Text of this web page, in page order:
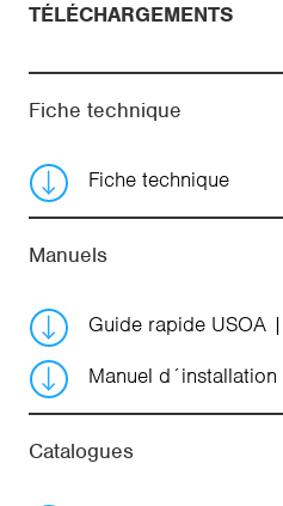
TÉLÉCHARGEMENTS
Fiche technique
Fiche technique
Manuels
Guide rapide USOA
Manuel d´installation
Catalogues